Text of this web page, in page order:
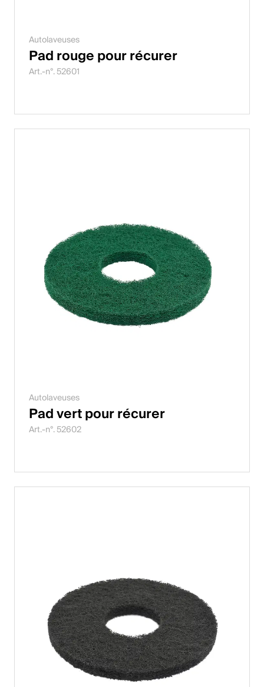
Autolaveuses
Pad rouge pour récurer
Art.-n°. 52601
Autolaveuses
Pad vert pour récurer
Art.-n°. 52602